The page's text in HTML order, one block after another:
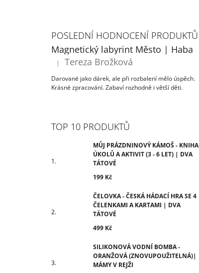
POSLEDNÍ HODNOCENÍ PRODUKTŮ
Magnetický labyrint Město | Haba
Hodnocení produktu je 5 z 5 hvězdiček.
| Tereza Brožková
Darované jako dárek, ale při rozbalení mělo úspěch.
Krásné zpracování. Zabaví rozhodně i větší děti.
TOP 10 PRODUKTŮ
MŮJ PRÁZDNINOVÝ KÁMOŠ - KNIHA
ÚKOLŮ A AKTIVIT (3 - 6 LET) | DVA
TÁTOVÉ
199 Kč
ČELOVKA - ČESKÁ HÁDACÍ HRA SE 4
ČELENKAMI A KARTAMI | DVA
TÁTOVÉ
499 Kč
SILIKONOVÁ VODNÍ BOMBA -
ORANŽOVÁ (ZNOVUPOUŽITELNÁ)|
MÁMY V REJŽI
MŮJ PRÁZDNINOVÝ KÁMOŠ - KNIHA
ÚKOLŮ A AKTIVIT (3 - 6 LET) | DVA
TÁTOVÉ
199 Kč